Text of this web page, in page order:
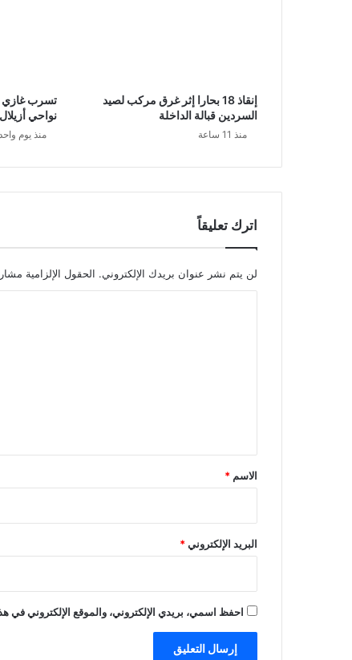
إنقاذ 18 بحارا إثر غرق مركب لصيد
السردين قبالة الداخلة
منذ 11 ساعة
نواحي أزيلال
منذ يوم واحد
اترك تعليقاً
لن يتم نشر عنوان بريدك الإلكتروني. الحقول الإلزامية مشار
*
الاسم *
البريد الإلكتروني*
احفظ اسمي، بريدي الإلكتروني، والموقع الإلكتروني في